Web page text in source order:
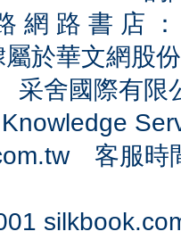
網 路 書 店
於華文網股
采舍國際有
客服時